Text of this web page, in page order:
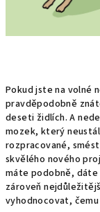
Pokud jste na volné
pravděpodobně
deseti židlích. A
mozek, který
rozpracované,
skvělého nového
máte podobně, dáte
zároveň
vyhodnocovat,